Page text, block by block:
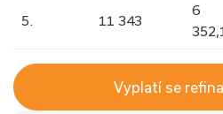
5. 11 343
6
Vyplatí se